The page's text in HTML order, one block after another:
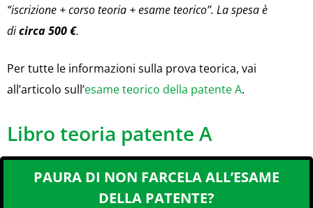
“iscrizione + corso teoria + esame teorico”. La spesa è
dicirca 500 €.
Per tutte le informazioni sulla prova teorica, vai
all’articolo sull’esame teorico della patente A.
Libro teoria patente A
PAURA DI NON FARCELA ALL’ESAME
DELLA PATENTE?